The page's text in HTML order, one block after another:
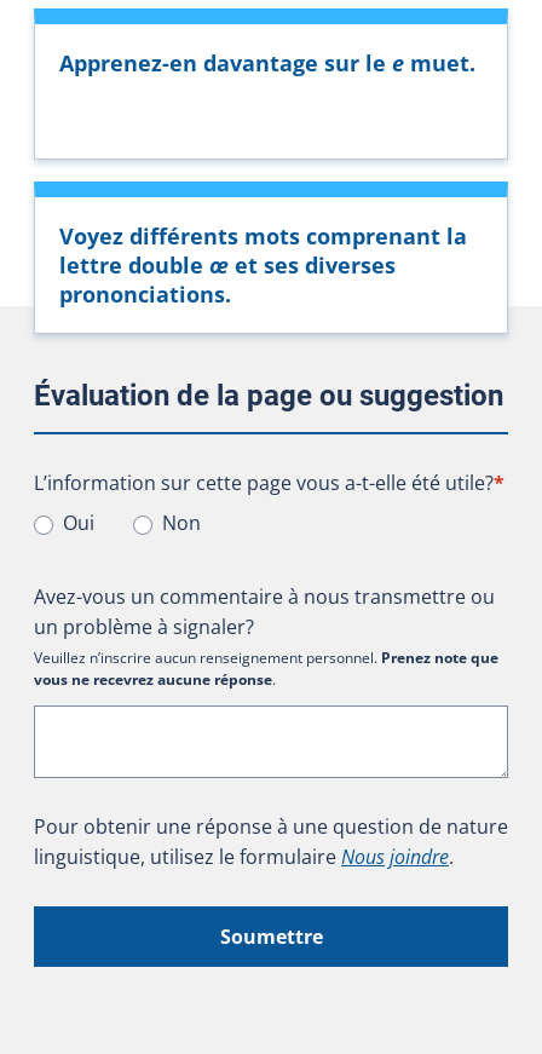
Apprenez-en davantage sur le e muet.
Voyez différents mots comprenant la
lettre double œ et ses diverses
prononciations.
Évaluation de la page ou suggestion
L’information sur cette page vous a-t-elle été utile?
L’information sur cette page vous a-t-elle été utile?*
Oui
Non
Avez-vous un commentaire à nous transmettre ou
un problème à signaler?
Veuillez n’inscrire aucun renseignement personnel. Prenez note que
vous ne recevrez aucune réponse.
Pour obtenir une réponse à une question de nature
linguistique, utilisez le formulaireNous joindre.
Soumettre